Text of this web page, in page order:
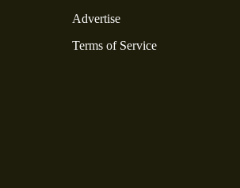
Advertise
Terms of Service